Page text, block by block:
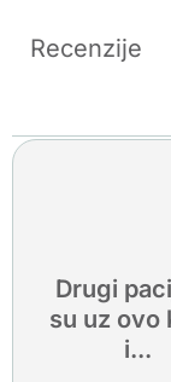
Recenzije
Drugi
su uz ovo
i...